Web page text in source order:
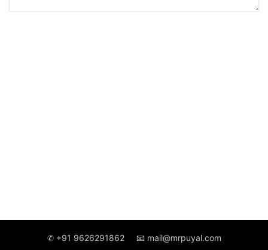
✆ +91 9626291862 📧 mail@mrpuyal.com